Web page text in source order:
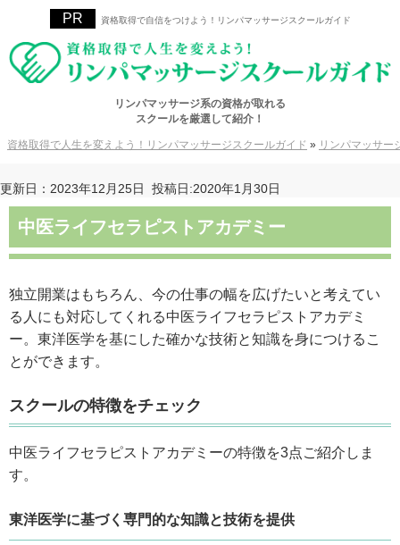
資格取得で自信をつけよう！リンパマッサージスクールガイド
リンパマッサージ系の資格が取れる
スクールを厳選して紹介！
資格取得で人生を変えよう！リンパマッサージスクールガイド » リンパマッサー
更新日：2023年12月25日 投稿日:2020年1月30日
中医ライフセラピストアカデミー
独立開業はもちろん、今の仕事の幅を広げたいと考えてい
る人にも対応してくれる中医ライフセラピストアカデミ
ー。東洋医学を基にした確かな技術と知識を身につけるこ
とができます。
スクールの特徴をチェック
中医ライフセラピストアカデミーの特徴を3点ご紹介しま
す。
東洋医学に基づく専門的な知識と技術を提供